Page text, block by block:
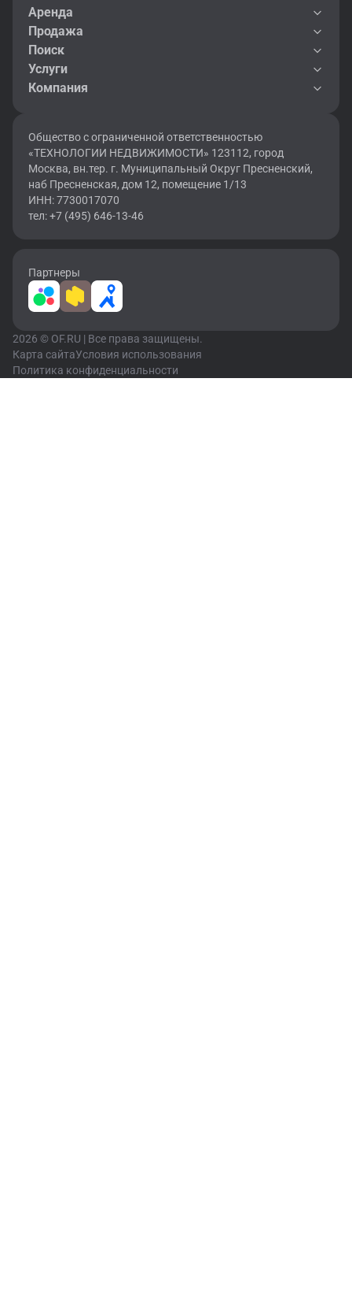
Аренда
Продажа
Поиск
Услуги
Компания
Общество с ограниченной ответственностью
«ТЕХНОЛОГИИ НЕДВИЖИМОСТИ» 123112, город
Москва, вн.тер. г. Муниципальный Округ Пресненский,
наб Пресненская, дом 12, помещение 1/13
ИНН: 7730017070
тел: +7 (495) 646-13-46
Партнеры
2026 © OF.RU | Все права защищены.
Карта сайтаУсловия использования
Политика конфиденциальности